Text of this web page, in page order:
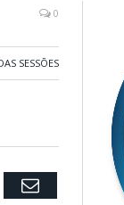
0
SESSÕES
Email